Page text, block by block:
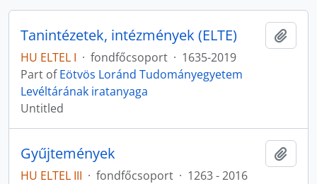
Tanintézetek, intézmények (ELTE)
HU ELTEL I · fondfőcsoport · 1635-2019
Part ofEötvös Loránd Tudományegyetem
Levéltárának iratanyaga
Untitled
Gyűjtemények
HU ELTEL III · fondfőcsoport · 1263 - 2016